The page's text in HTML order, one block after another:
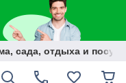
сада, отдыха и